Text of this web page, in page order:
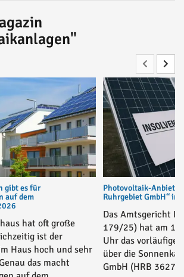
gibt es für
auf dem
hat oft große
ist der
Haus hoch und sehr
das macht
Photovoltaik-Anbieter
Ruhrgebiet GmbH“ in
Das Amtsgericht
179/25) hat am
Uhr das vorläufige
über die
GmbH (HRB